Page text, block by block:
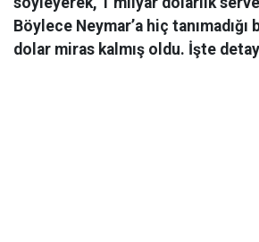
Böylece Neymar’a hiç
dolar miras kalmış oldu. İşte